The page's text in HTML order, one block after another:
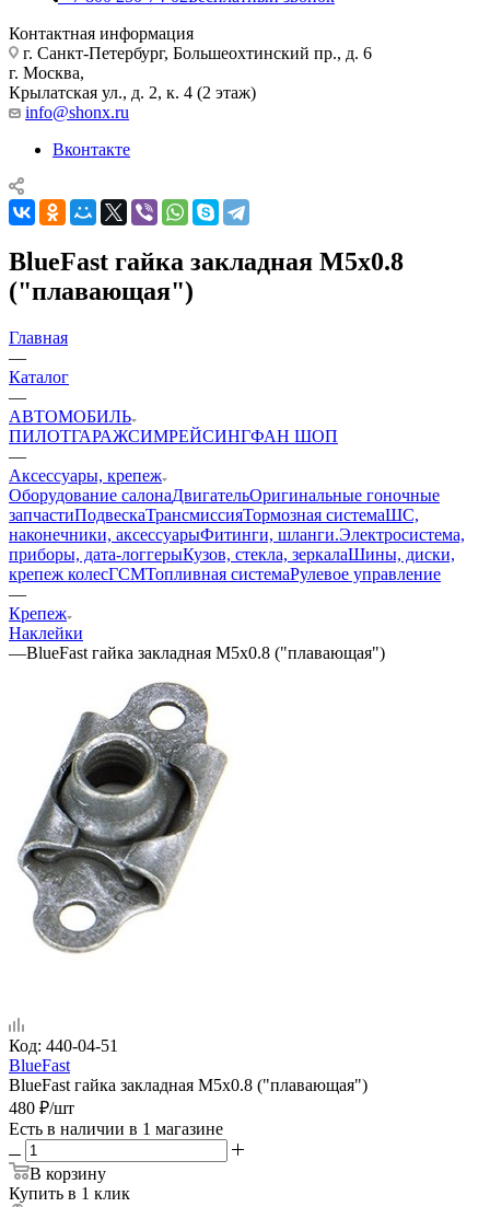
Контактная информация
г. Санкт-Петербург, Большеохтинский пр., д. 6
г. Москва,
Крылатская ул., д. 2, к. 4 (2 этаж)
info@shonx.ru
Вконтакте
BlueFast гайка закладная М5x0.8
("плавающая")
Главная
—
Каталог
—
АВТОМОБИЛЬ
ПИЛОТГАРАЖСИМРЕЙСИНГФАН ШОП
—
Аксессуары, крепеж
Оборудование салонаДвигательОригинальные гоночные
запчастиПодвескаТрансмиссияТормозная системаШС,
наконечники, аксессуарыФитинги, шланги.Электросистема,
приборы, дата-логгерыКузов, стекла, зеркалаШины, диски,
крепеж колесГСМТопливная системаРулевое управление
—
Крепеж
Наклейки
—BlueFast гайка закладная М5x0.8 ("плавающая")
Код: 440-04-51
BlueFast
BlueFast гайка закладная М5x0.8 ("плавающая")
480 ₽/шт
Есть в наличии в 1 магазине
В корзину
Купить в 1 клик